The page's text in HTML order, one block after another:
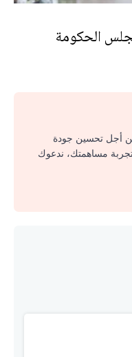
الحكومة
من أجل تحسين جودة
تجربة مساهمتك، ندعوك